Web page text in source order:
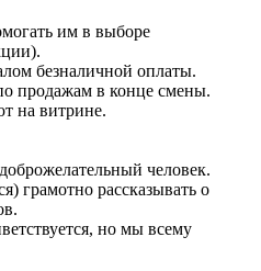
им в выборе
безналичной оплаты.
продажам в конце смены.
на витрине.
человек.
грамотно рассказывать о
но мы всему